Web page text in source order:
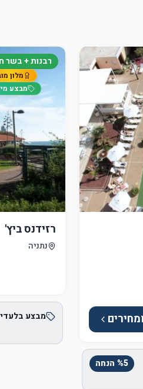
%5 הנחה
רבנות + בשר
מלון
מבצע
רזידנס ביץ'
נתניה
מבצע